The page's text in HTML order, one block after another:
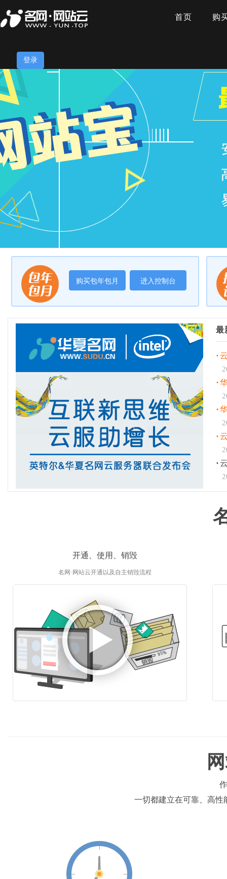
首页 购
登录
购买包年包月 进入控制台
最
·
·
·
·
·
开通、使用、销毁
名网·网站云开通以及自主销毁流程
一切都建立在可靠、高性